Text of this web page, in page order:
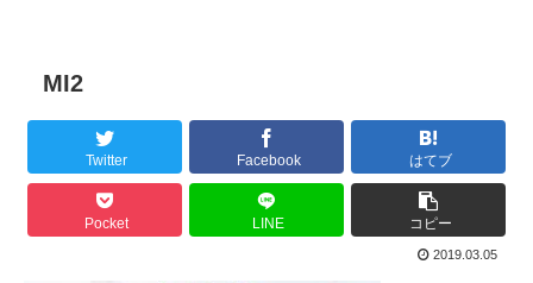
MI2
Twitter Facebook はてブ
Pocket LINE コピー
2019.03.05